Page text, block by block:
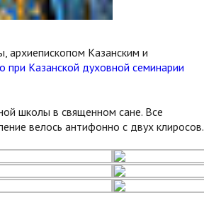
архиепископом Казанским и
при Казанской духовной семинарии
школы в священном сане. Все
велось антифонно с двух клиросов.